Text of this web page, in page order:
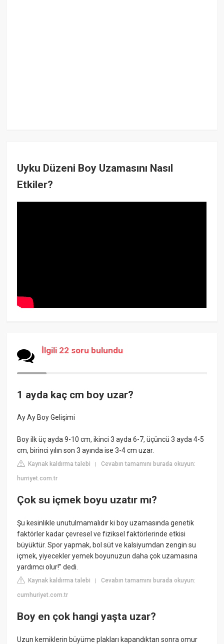
Uyku Düzeni Boy Uzamasını Nasıl
Etkiler?
İlgili 22 soru bulundu
1 ayda kaç cm boy uzar?
Ay Ay Boy Gelişimi
Boy ilk üç ayda 9-10 cm, ikinci 3 ayda 6-7, üçüncü 3 ayda 4-5
cm, birinci yılın son 3 ayında ise 3-4 cm uzar.
Kaynak kaldırma talebi |Cevabın tamamını burada okuyun:
hurriyet.com.tr
Çok su içmek boyu uzatır mı?
Şu kesinlikle unutulmamalıdır ki boy uzamasında genetik
faktörler kadar çevresel ve fiziksel faktörlerinde etkisi
büyüktür. Spor yapmak, bol süt ve kalsiyumdan zengin su
içmek, yiyecekler yemek boyunuzun daha çok uzamasına
yardımcı olur!” dedi.
Kaynak kaldırma talebi |Cevabın tamamını burada okuyun:
cumhuriyet.com.tr
Boy en çok hangi yaşta uzar?
Uzun kemiklerin büyüme plakları kapandıktan sonra omur